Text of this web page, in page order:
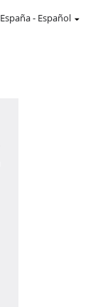
España- Español